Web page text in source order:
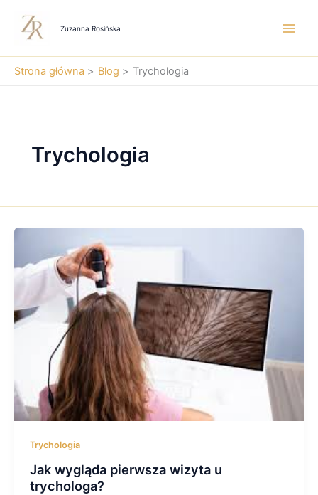
Zuzanna Rosińska
Strona główna Blog Trychologia
Trychologia
Trychologia
Jak wygląda pierwsza wizyta u
trychologa?